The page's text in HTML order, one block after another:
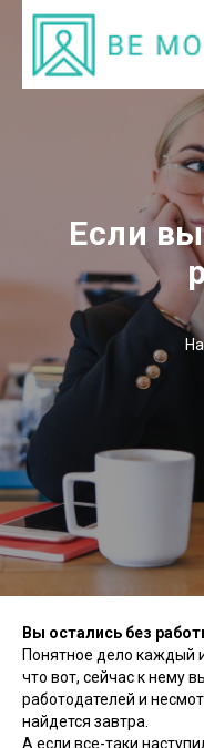
Если
Вы остались без
Понятное дело каждый
что вот, сейчас к нему
работодателей и
найдется завтра.
А если все-таки